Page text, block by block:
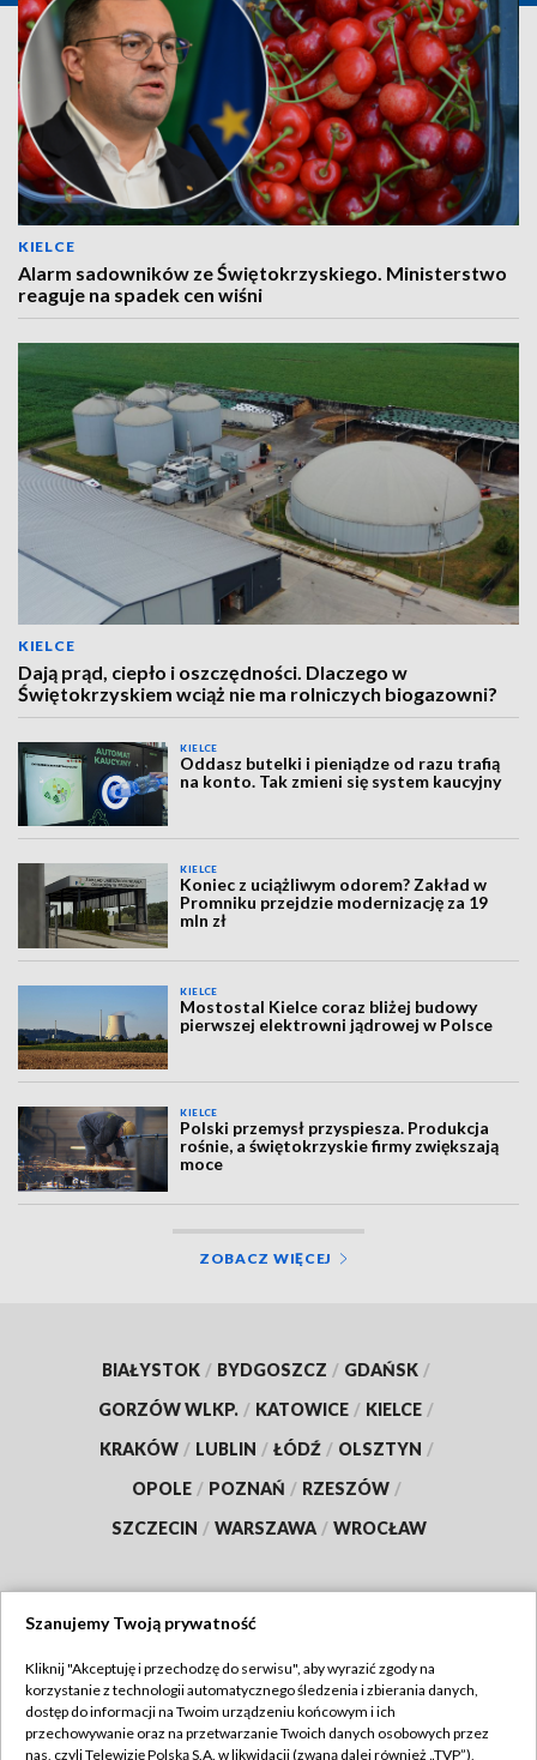
KIELCE
Alarm sadowników ze Świętokrzyskiego. Ministerstwo
reaguje na spadek cen wiśni
KIELCE
Dają prąd, ciepło i oszczędności. Dlaczego w
Świętokrzyskiem wciąż nie ma rolniczych biogazowni?
KIELCE
Oddasz butelki i pieniądze od razu trafią
na konto. Tak zmieni się system kaucyjny
KIELCE
Koniec z uciążliwym odorem? Zakład w
Promniku przejdzie modernizację za 19
mln zł
KIELCE
Mostostal Kielce coraz bliżej budowy
pierwszej elektrowni jądrowej w Polsce
KIELCE
Polski przemysł przyspiesza. Produkcja
rośnie, a świętokrzyskie firmy zwiększają
moce
ZOBACZ WIĘCEJ
BIAŁYSTOK / BYDGOSZCZ / GDAŃSK /
GORZÓW WLKP. / KATOWICE / KIELCE /
KRAKÓW / LUBLIN / ŁÓDŹ / OLSZTYN /
OPOLE / POZNAŃ / RZESZÓW /
SZCZECIN / WARSZAWA / WROCŁAW
TVP
Abonament TVP
Regulamin TVP
Szanujemy Twoją prywatność
Kliknij "Akceptuję i przechodzę do serwisu", aby wyrazić zgody na
korzystanie z technologii automatycznego śledzenia i zbierania danych,
dostęp do informacji na Twoim urządzeniu końcowym i ich
przechowywanie oraz na przetwarzanie Twoich danych osobowych przez
nas, czyli Telewizję Polską S.A. w likwidacji (zwaną dalej również „TVP”),